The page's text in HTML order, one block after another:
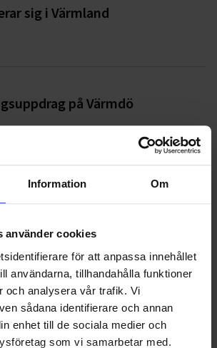
Information Om
använder cookies
för att anpassa innehållet
användarna, tillhandahålla funktioner
och analysera vår trafik. Vi
sådana identifierare och annan
enhet till de sociala medier och
som vi samarbetar med.
sig i Värmland
på Värmdö
närvaron i Hallands län
avtal med Staffanstorps